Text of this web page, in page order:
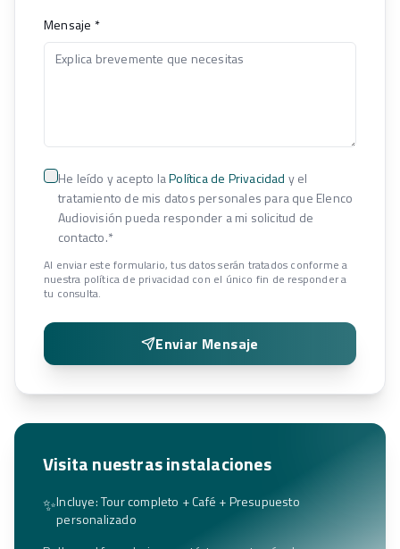
Mensaje *
He leído y acepto laPolítica de Privacidad y el
tratamiento de mis datos personales para que Elenco
Audiovisión pueda responder a mi solicitud de
contacto.*
Al enviar este formulario, tus datos serán tratados conforme a
nuestra política de privacidad con el único fin de responder a
tu consulta.
Enviar Mensaje
Visita nuestras instalaciones
✨Incluye: Tour completo + Café + Presupuesto
personalizado